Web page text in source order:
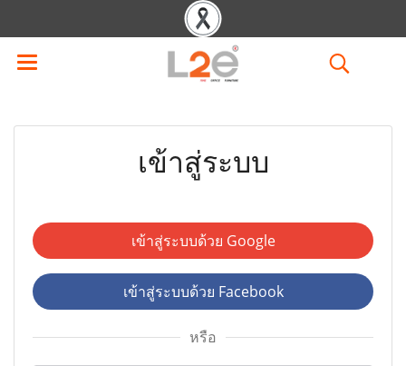
เข้าสู่ระบบ
เข้าสู่ระบบด้วย Google
เข้าสู่ระบบด้วย Facebook
หรือ